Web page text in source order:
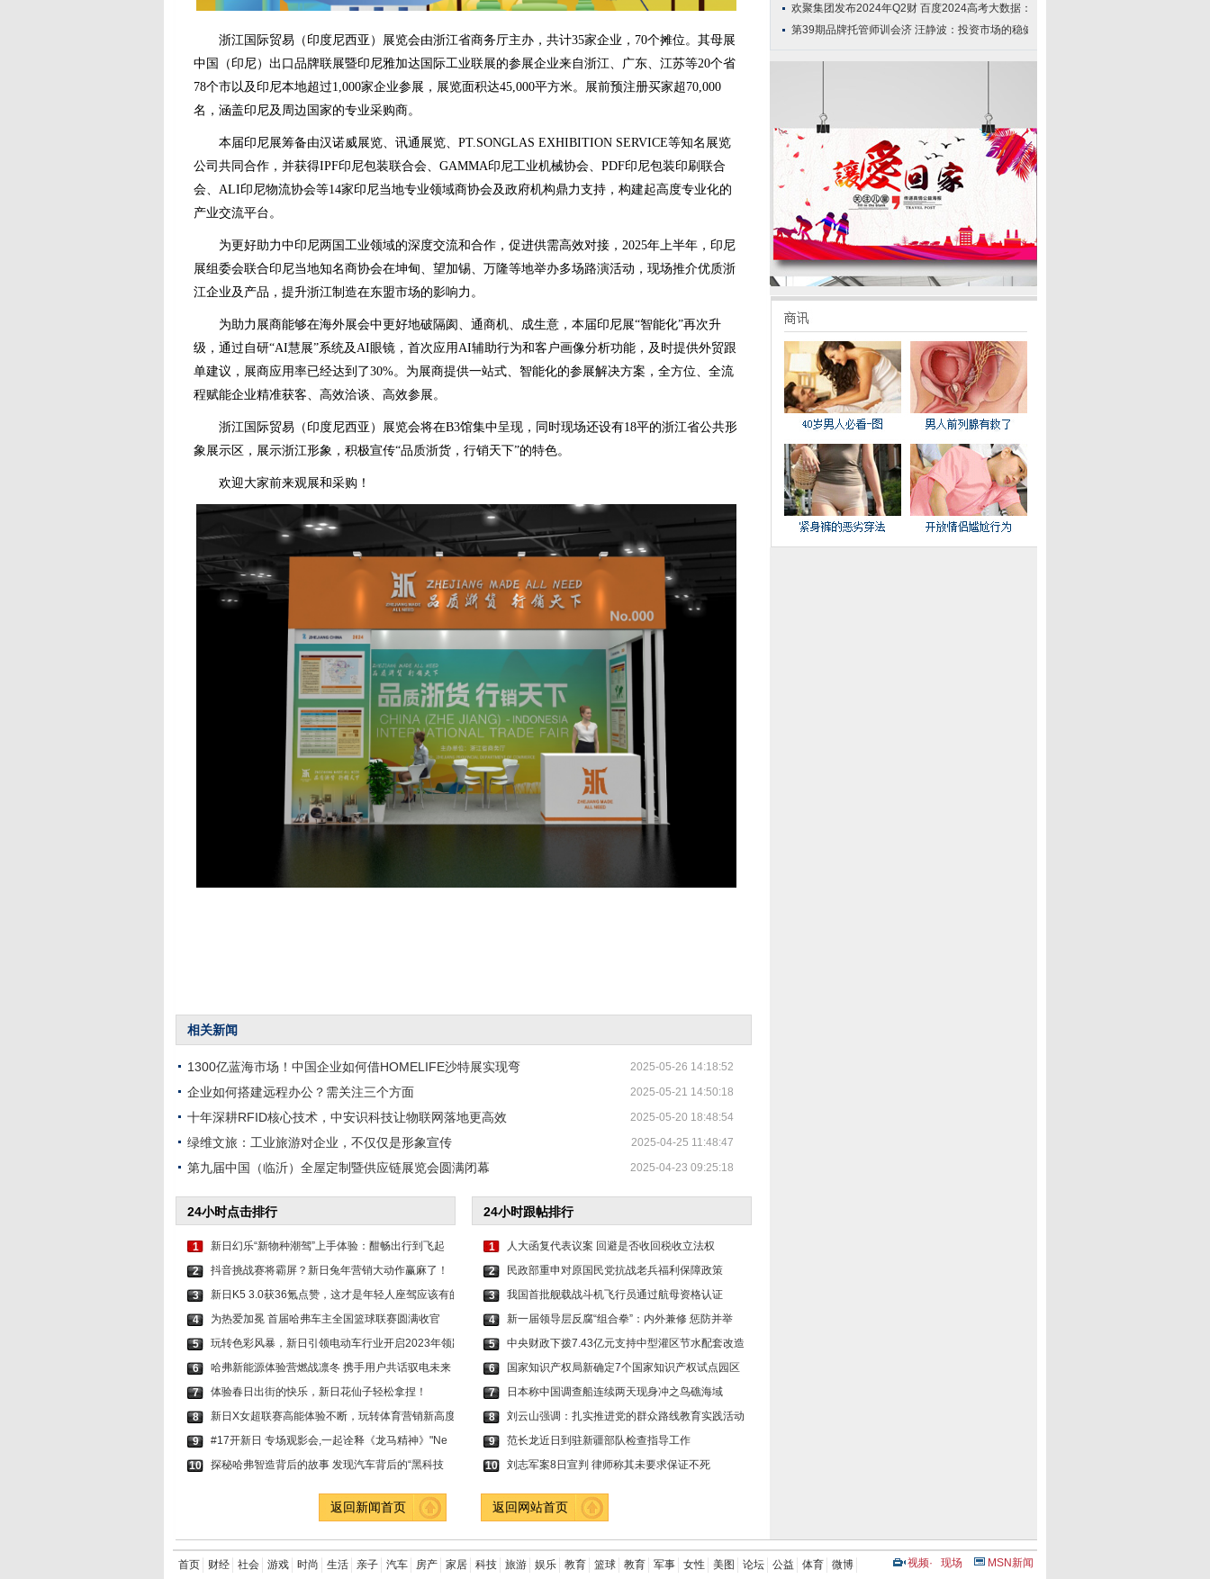
浙江国际贸易（印度尼西亚）展览会由浙江省商务厅主办，共计35家企业，70个摊位。其母展
中国（印尼）出口品牌联展暨印尼雅加达国际工业联展的参展企业来自浙江、广东、江苏等20个省
78个市以及印尼本地超过1,000家企业参展，展览面积达45,000平方米。展前预注册买家超70,000
名，涵盖印尼及周边国家的专业采购商。
本届印尼展筹备由汉诺威展览、讯通展览、PT.SONGLAS EXHIBITION SERVICE等知名展览
公司共同合作，并获得IPF印尼包装联合会、GAMMA印尼工业机械协会、PDF印尼包装印刷联合
会、ALI印尼物流协会等14家印尼当地专业领域商协会及政府机构鼎力支持，构建起高度专业化的
产业交流平台。
为更好助力中印尼两国工业领域的深度交流和合作，促进供需高效对接，2025年上半年，印尼
展组委会联合印尼当地知名商协会在坤甸、望加锡、万隆等地举办多场路演活动，现场推介优质浙
江企业及产品，提升浙江制造在东盟市场的影响力。
为助力展商能够在海外展会中更好地破隔阂、通商机、成生意，本届印尼展“智能化”再次升
级，通过自研“AI慧展”系统及AI眼镜，首次应用AI辅助行为和客户画像分析功能，及时提供外贸跟
单建议，展商应用率已经达到了30%。为展商提供一站式、智能化的参展解决方案，全方位、全流
程赋能企业精准获客、高效洽谈、高效参展。
浙江国际贸易（印度尼西亚）展览会将在B3馆集中呈现，同时现场还设有18平的浙江省公共形
象展示区，展示浙江形象，积极宣传“品质浙货，行销天下”的特色。
欢迎大家前来观展和采购！
相关新闻
1300亿蓝海市场！中国企业如何借HOMELIFE沙特展实现弯 2025-05-26 14:18:52
企业如何搭建远程办公？需关注三个方面 2025-05-21 14:50:18
十年深耕RFID核心技术，中安识科技让物联网落地更高效 2025-05-20 18:48:54
绿维文旅：工业旅游对企业，不仅仅是形象宣传 2025-04-25 11:48:47
第九届中国（临沂）全屋定制暨供应链展览会圆满闭幕 2025-04-23 09:25:18
24小时点击排行
1
新日幻乐“新物种潮驾”上手体验：酣畅出行到飞起
2
抖音挑战赛将霸屏？新日兔年营销大动作赢麻了！
3
新日K5 3.0获36氪点赞，这才是年轻人座驾应该有的
4
为热爱加冕 首届哈弗车主全国篮球联赛圆满收官
5
玩转色彩风暴，新日引领电动车行业开启2023年领跑
6
哈弗新能源体验营燃战凛冬 携手用户共话驭电未来
7
体验春日出街的快乐，新日花仙子轻松拿捏！
8
新日X女超联赛高能体验不断，玩转体育营销新高度
9
#17开新日 专场观影会,一起诠释《龙马精神》"Ne
10
探秘哈弗智造背后的故事 发现汽车背后的“黑科技
24小时跟帖排行
1
人大函复代表议案 回避是否收回税收立法权
2
民政部重申对原国民党抗战老兵福利保障政策
3
我国首批舰载战斗机飞行员通过航母资格认证
4
新一届领导层反腐“组合拳”：内外兼修 惩防并举
5
中央财政下拨7.43亿元支持中型灌区节水配套改造
6
国家知识产权局新确定7个国家知识产权试点园区
7
日本称中国调查船连续两天现身冲之鸟礁海域
8
刘云山强调：扎实推进党的群众路线教育实践活动
9
范长龙近日到驻新疆部队检查指导工作
10
刘志军案8日宣判 律师称其未要求保证不死
返回新闻首页 返回网站首页
欢聚集团发布2024年Q2财 百度2024高考大数据：脱
第39期品牌托管师训会济 汪静波：投资市场的稳健
首页 财经 社会 游戏 时尚 生活 亲子 汽车 房产 家居 科技 旅游 娱乐 教育 篮球 教育 军事 女性 美图 论坛 公益 体育 微博 视频· 现场 MSN新闻